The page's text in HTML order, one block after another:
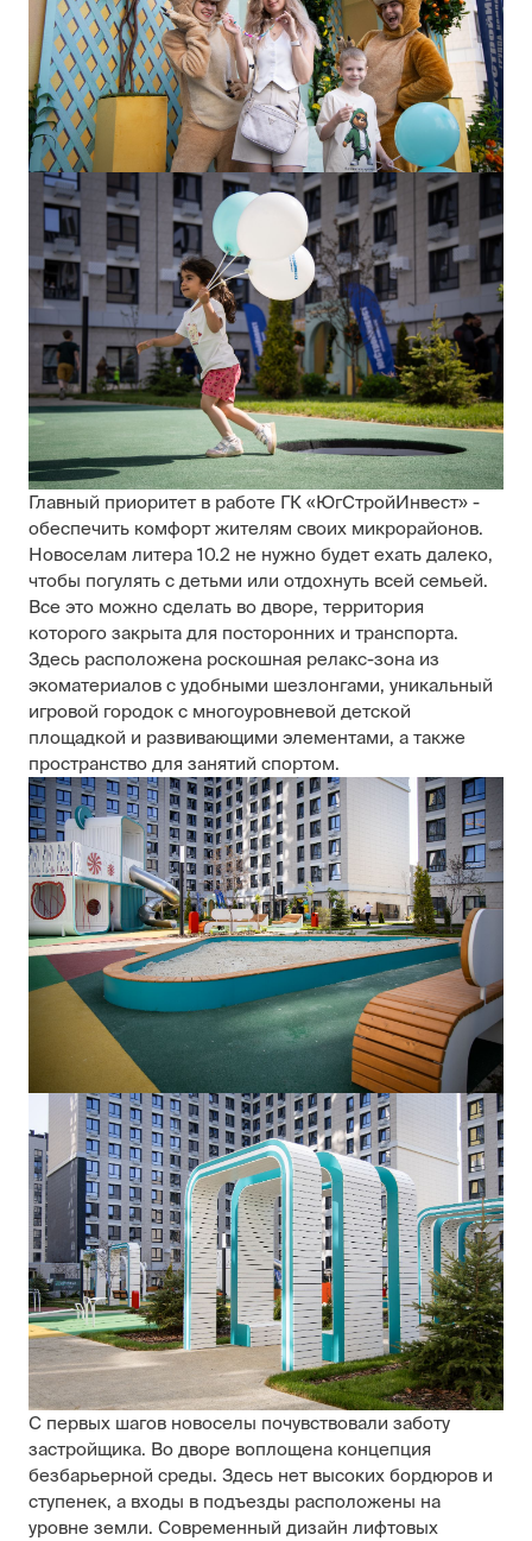
Главный приоритет в работе ГК «ЮгСтройИнвест» -
обеспечить комфорт жителям своих микрорайонов.
Новоселам литера 10.2 не нужно будет ехать далеко,
чтобы погулять с детьми или отдохнуть всей семьей.
Все это можно сделать во дворе, территория
которого закрыта для посторонних и транспорта.
Здесь расположена роскошная релакс-зона из
экоматериалов с удобными шезлонгами, уникальный
игровой городок с многоуровневой детской
площадкой и развивающими элементами, а также
пространство для занятий спортом.
С первых шагов новоселы почувствовали заботу
застройщика. Во дворе воплощена концепция
безбарьерной среды. Здесь нет высоких бордюров и
ступенек, а входы в подъезды расположены на
уровне земли. Современный дизайн лифтовых